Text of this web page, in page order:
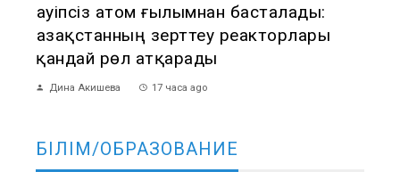
Қауіпсіз атом ғылымнан басталады:
Қазақстанның зерттеу реакторлары
қандай рөл атқарады
Дина Акишева 17 часа ago
БІЛІМ/ОБРАЗОВАНИЕ